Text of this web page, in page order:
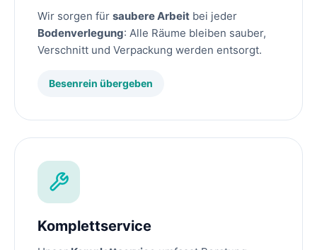
Wir sorgen für saubere Arbeit bei jeder
Bodenverlegung: Alle Räume bleiben sauber,
Verschnitt und Verpackung werden entsorgt.
Besenrein übergeben
Komplettservice